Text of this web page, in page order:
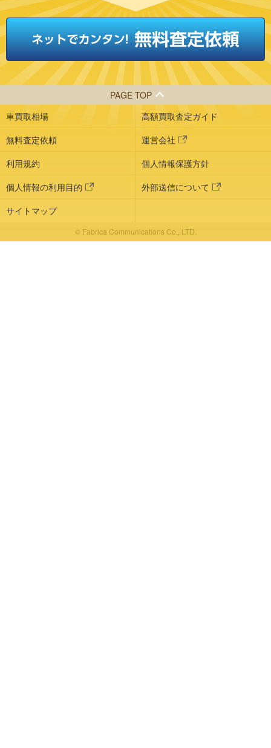
PAGE TOP
車買取相場
高額買取査定ガイド
無料査定依頼
運営会社
利用規約
個人情報保護方針
個人情報の利用目的
外部送信について
サイトマップ
© Fabrica Communications Co., LTD.